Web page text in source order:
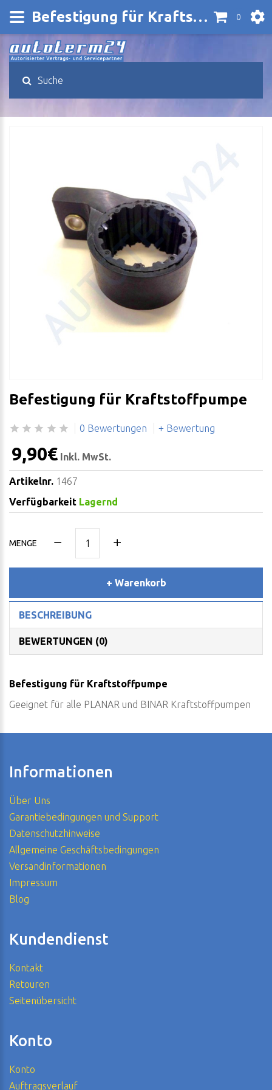
0
Befestigung für Kraftstoffpumpe
0 Bewertungen + Bewertung
9,90€ Inkl. MwSt.
Artikelnr. 1467
Verfügbarkeit Lagernd
MENGE
+ Warenkorb
BESCHREIBUNG
BEWERTUNGEN (0)
Befestigung für Kraftstoffpumpe
Geeignet für alle PLANAR und BINAR Kraftstoffpumpen
Informationen
Über Uns
Garantiebedingungen und Support
Datenschutzhinweise
Allgemeine Geschäftsbedingungen
Versandinformationen
Impressum
Blog
Kundendienst
Kontakt
Retouren
Seitenübersicht
Konto
Konto
Auftragsverlauf
Befestigung für Kraftstoffpumpe